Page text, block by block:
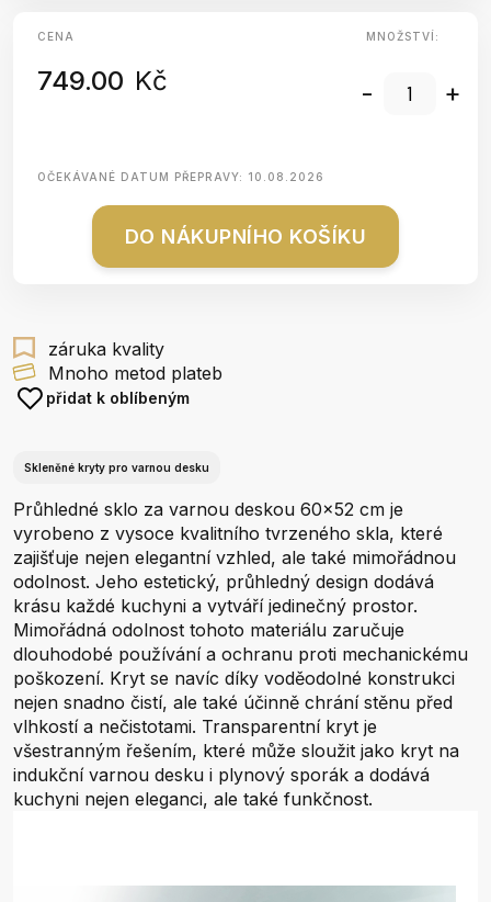
CENA
749.00 Kč
MNOŽSTVÍ:
- +
OČEKÁVANÉ DATUM PŘEPRAVY: 10.08.2026
DO NÁKUPNÍHO KOŠÍKU
záruka kvality
Mnoho metod plateb
přidat k oblíbeným
Skleněné kryty pro varnou desku
Průhledné sklo za varnou deskou 60x52 cm je
vyrobeno z vysoce kvalitního tvrzeného skla, které
zajišťuje nejen elegantní vzhled, ale také mimořádnou
odolnost. Jeho estetický, průhledný design dodává
krásu každé kuchyni a vytváří jedinečný prostor.
Mimořádná odolnost tohoto materiálu zaručuje
dlouhodobé používání a ochranu proti mechanickému
poškození. Kryt se navíc díky voděodolné konstrukci
nejen snadno čistí, ale také účinně chrání stěnu před
vlhkostí a nečistotami. Transparentní kryt je
všestranným řešením, které může sloužit jako kryt na
indukční varnou desku i plynový sporák a dodává
kuchyni nejen eleganci, ale také funkčnost.